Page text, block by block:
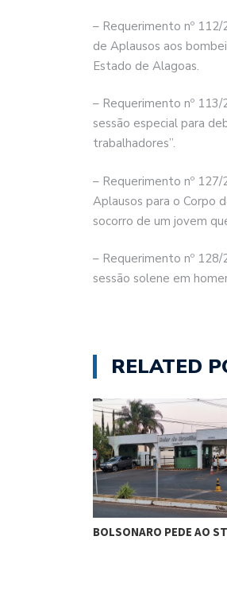
– Requerimento nº
de Aplausos aos
Estado de Alagoas.
– Requerimento nº
sessão especial para
trabalhadores”.
– Requerimento nº
Aplausos para o Corpo
socorro de um jovem
– Requerimento nº
sessão solene em
RELATED
BOLSONARO PEDE AO